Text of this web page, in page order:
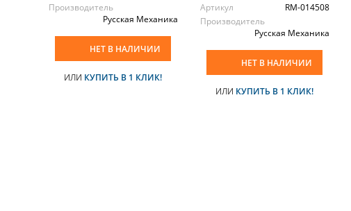
Производитель
Русская Механика
НЕТ В НАЛИЧИИ
ИЛИ КУПИТЬ В 1 КЛИК!
Артикул
RM-014508
Производитель
Русская Механика
НЕТ В НАЛИЧИИ
ИЛИ КУПИТЬ В 1 КЛИК!